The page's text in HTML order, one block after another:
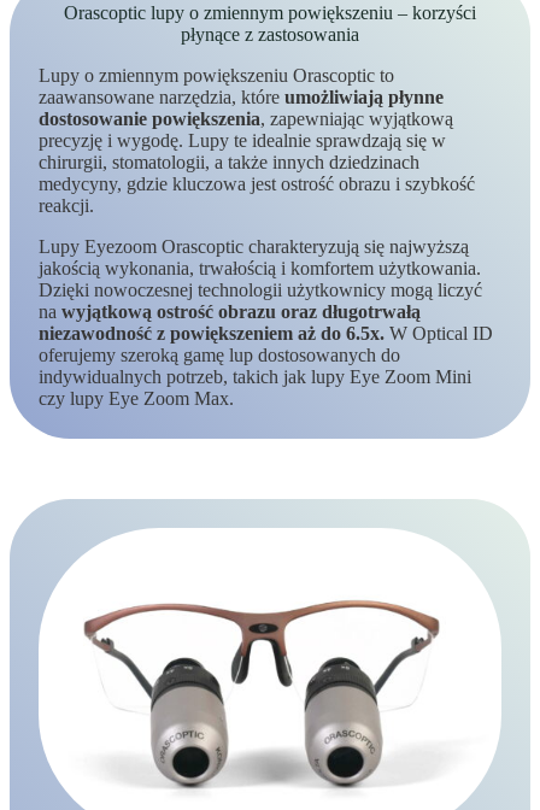
Orascoptic lupy o zmiennym powiększeniu – korzyści
płynące z zastosowania
Lupy o zmiennym powiększeniu Orascoptic to
zaawansowane narzędzia, które umożliwiają płynne
dostosowanie powiększenia, zapewniając wyjątkową
precyzję i wygodę. Lupy te idealnie sprawdzają się w
chirurgii, stomatologii, a także innych dziedzinach
medycyny, gdzie kluczowa jest ostrość obrazu i szybkość
reakcji.
Lupy Eyezoom Orascoptic charakteryzują się najwyższą
jakością wykonania, trwałością i komfortem użytkowania.
Dzięki nowoczesnej technologii użytkownicy mogą liczyć
na wyjątkową ostrość obrazu oraz długotrwałą
niezawodność z powiększeniem aż do 6.5x. W Optical ID
oferujemy szeroką gamę lup dostosowanych do
indywidualnych potrzeb, takich jak lupy Eye Zoom Mini
czy lupy Eye Zoom Max.